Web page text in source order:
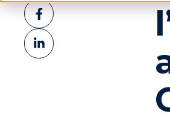
XPartager
sur
Facebook
Partager
sur